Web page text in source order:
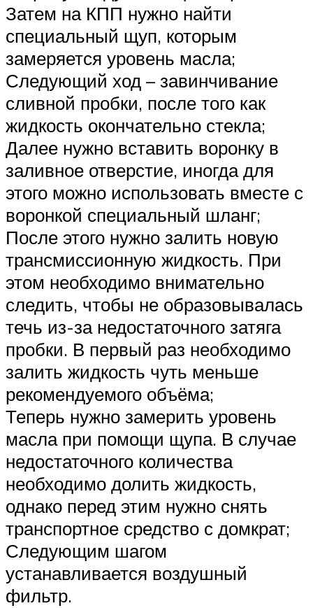
Затем на КПП нужно найти
специальный щуп, которым
замеряется уровень масла;
Следующий ход – завинчивание
сливной пробки, после того как
жидкость окончательно стекла;
Далее нужно вставить воронку в
заливное отверстие, иногда для
этого можно использовать вместе с
воронкой специальный шланг;
После этого нужно залить новую
трансмиссионную жидкость. При
этом необходимо внимательно
следить, чтобы не образовывалась
течь из-за недостаточного затяга
пробки. В первый раз необходимо
залить жидкость чуть меньше
рекомендуемого объёма;
Теперь нужно замерить уровень
масла при помощи щупа. В случае
недостаточного количества
необходимо долить жидкость,
однако перед этим нужно снять
транспортное средство с домкрат;
Следующим шагом
устанавливается воздушный
фильтр.